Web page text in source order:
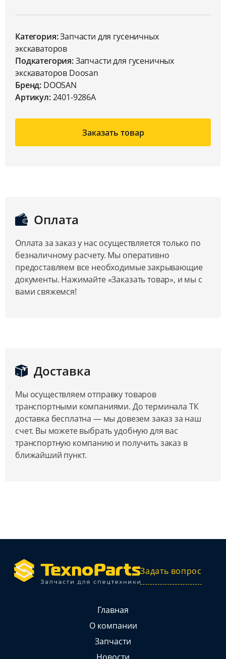
Категория:Запчасти для гусеничных
экскаваторов
Подкатегория:Запчасти для гусеничных
экскаваторов Doosan
Бренд: DOOSAN
Артикул:2401-9286A
Заказать товар
Оплата
Оплата за заказ у нас осуществляется только по
безналичному расчету. Мы оперативно
предоставляем все необходимые закрывающие
документы. Нажимайте «Заказать товар», и мы с
вами свяжемся!
Доставка
Мы осуществляем отправку товаров
транспортными компаниями. До терминала ТК
доставка бесплатна — мы довезем заказ за наш
счет. Вы можете выбрать удобную для вас
транспортную компанию и получить заказ в
ближайший пункт.
Задать вопрос
Главная
О компании
Запчасти